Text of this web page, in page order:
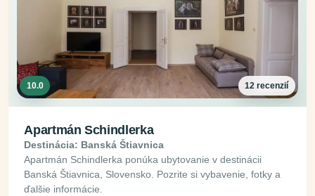
10.0 12 recenzií
Apartmán Schindlerka
Destinácia: Banská Štiavnica
Apartmán Schindlerka ponúka ubytovanie v destinácii
Banská Štiavnica, Slovensko. Pozrite si vybavenie, fotky a
ďalšie informácie.